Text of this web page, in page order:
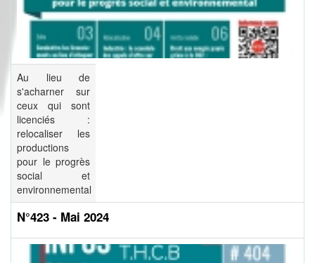
Au lieu de
s'acharner sur
ceux qui sont
licenciés :
relocaliser les
productions
pour le progrès
social et
environnemental
N°423 - Mai 2024